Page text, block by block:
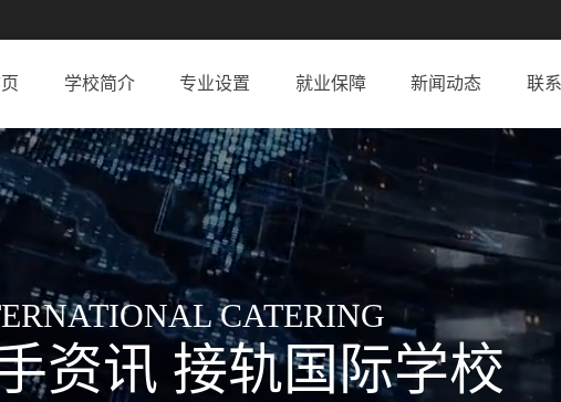
学校简介 专业设置 就业保障 新闻动态 联
CATERING
资讯 接轨国际学校